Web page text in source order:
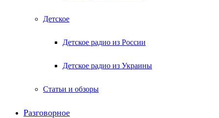
Детское
Детское радио из России
Детское радио из Украины
Статьи и обзоры
Разговорное